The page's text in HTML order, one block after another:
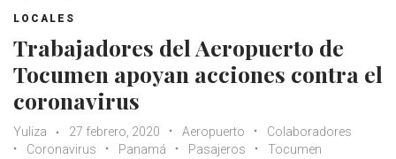
LOCALES
Trabajadores del Aeropuerto de
Tocumen apoyan acciones contra el
coronavirus
Yuliza 27 febrero, 2020 Aeropuerto
Colaboradores
Coronavirus
Panamá Pasajeros
Tocumen